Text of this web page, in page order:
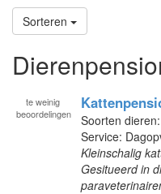
Sorteren
te weinig
beoordelingen
Soorten
Service:
Kleinschalig
Gesitueerd in